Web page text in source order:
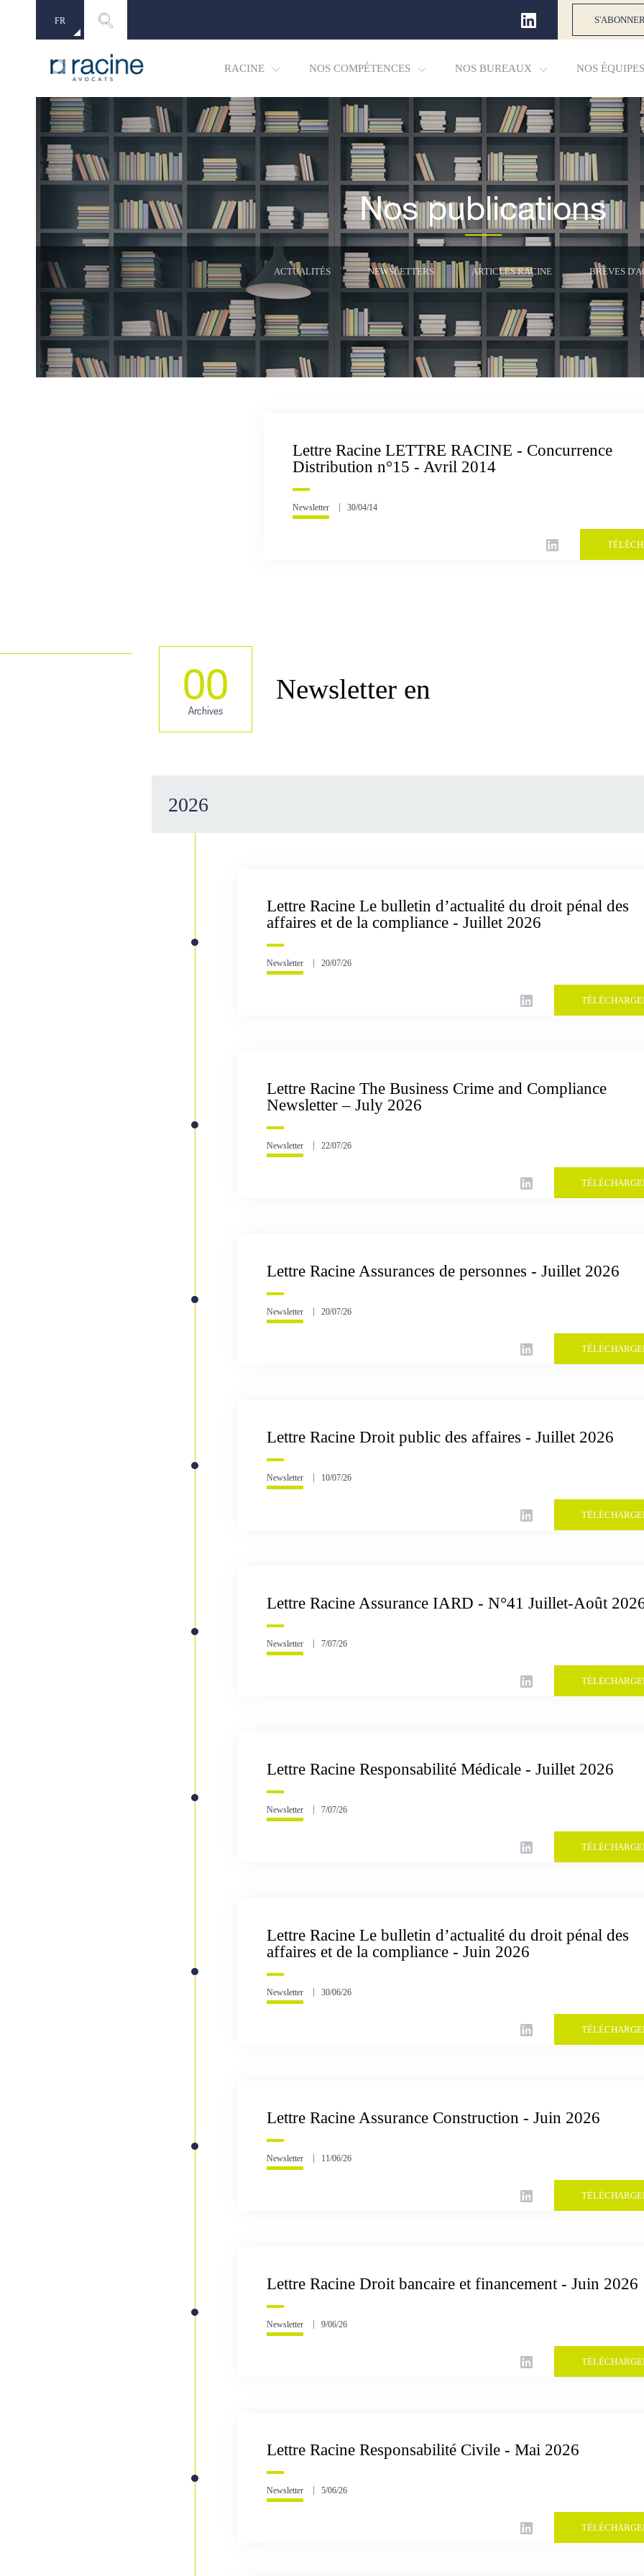
FR
EN
RACINE NOS COMPÉTENCES NOS BUREAUX NOS ÉQUIPES
Nos publications
ACTUALITÉS NEWSLETTERS ARTICLES RACINE BRÈVES
Lettre Racine LETTRE RACINE - Concurrence
Distribution n°15 - Avril 2014
Newsletter 30/04/14
00
Archives
Newsletter en
2026
Lettre Racine Le bulletin d’actualité du droit pénal des
affaires et de la compliance - Juillet 2026
Newsletter 20/07/26
Lettre Racine The Business Crime and Compliance
Newsletter – July 2026
Newsletter 22/07/26
Lettre Racine Assurances de personnes - Juillet 2026
Newsletter 20/07/26
Lettre Racine Droit public des affaires - Juillet 2026
Newsletter 10/07/26
Lettre Racine Assurance IARD - N°41 Juillet-Août
Newsletter 7/07/26
Lettre Racine Responsabilité Médicale - Juillet 2026
Newsletter 7/07/26
Lettre Racine Le bulletin d’actualité du droit pénal des
affaires et de la compliance - Juin 2026
Newsletter 30/06/26
Lettre Racine Assurance Construction - Juin 2026
Newsletter 11/06/26
Lettre Racine Droit bancaire et financement - Juin 2026
Newsletter 9/06/26
Lettre Racine Responsabilité Civile - Mai 2026
Newsletter 5/06/26